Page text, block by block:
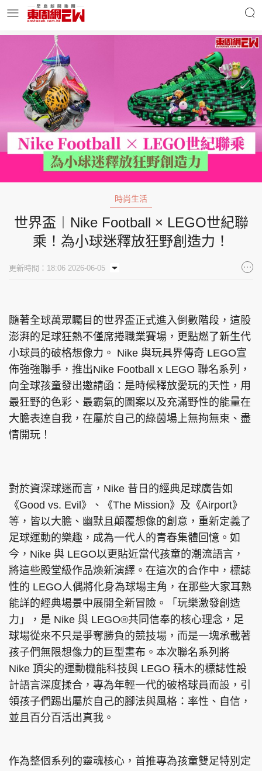
明星名人
東周Ladies 優享生活
東周食玩通 會員活動
玄學靈異 東周專欄
東周刊 cazbuyer 東Touch
PCM 電腦廣場 星島頭條 星島日報
親子王 Oh!爸媽 JobMarket
頭條搵工 EDUPLUS
關於我們
聯絡我們
隱私政策聲明
使用條款
版權及免責聲明
Copyright © 東周網 版權所有 . 不得轉載
時尚生活
世界盃︱Nike Football × LEGO世紀聯
乘！為小球迷釋放狂野創造力！
更新時間：18:06 2026-06-05
隨著全球萬眾矚目的世界盃正式進入倒數階段，這股
澎湃的足球狂熱不僅席捲職業賽場，更點燃了新生代
小球員的破格想像力。 Nike 與玩具界傳奇 LEGO宣
佈強強聯手，推出Nike Football x LEGO 聯名系列，
向全球孩童發出邀請函：是時候釋放愛玩的天性，用
最狂野的色彩、最霸氣的圖案以及充滿野性的能量在
大膽表達自我，在屬於自己的綠茵場上無拘無束、盡
情開玩！
對於資深球迷而言，Nike 昔日的經典足球廣告如
《Good vs. Evil》、《The Mission》及《Airport》
等，皆以大膽、幽默且顛覆想像的創意，重新定義了
足球運動的樂趣，成為一代人的青春集體回憶。如
今，Nike 與 LEGO以更貼近當代孩童的潮流語言，
將這些殿堂級作品煥新演繹。在這次的合作中，標誌
性的 LEGO人偶將化身為球場主角，在那些大家耳熟
能詳的經典場景中展開全新冒險。「玩樂激發創造
力」，是 Nike 與 LEGO®共同信奉的核心理念，足
球場從來不只是爭奪勝負的競技場，而是一塊承載著
孩子們無限想像力的巨型畫布。本次聯名系列將
Nike 頂尖的運動機能科技與 LEGO 積木的標誌性設
計語言深度揉合，專為年輕一代的破格球員而設，引
領孩子們踢出屬於自己的腳法與風格：率性、自信，
並且百分百活出真我。
作為整個系列的靈魂核心，首推專為孩童雙足特別定